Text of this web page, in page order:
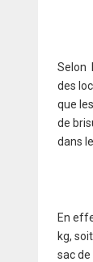
Selon
des
que
de
dans
En
kg,
sac de